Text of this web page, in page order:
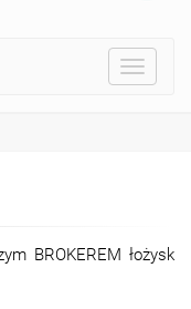
Toggle
BROKEREM łożysk